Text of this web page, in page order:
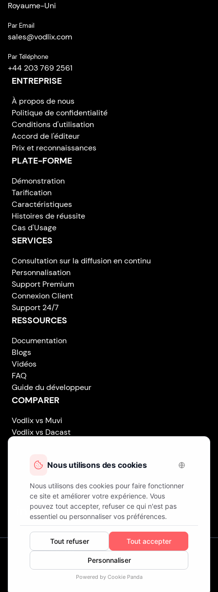
Royaume-Uni
Par Email
sales@vodlix.com
Par Téléphone
+44 203 769 2561
ENTREPRISE
À propos de nous
Politique de confidentialité
Conditions d'utilisation
Accord de l'éditeur
Prix et reconnaissances
PLATE-FORME
Démonstration
Tarification
Caractéristiques
Histoires de réussite
Cas d'Usage
SERVICES
Consultation sur la diffusion en continu
Personnalisation
Support Premium
Connexion Client
Support 24/7
RESSOURCES
Documentation
Blogs
Vidéos
FAQ
Guide du développeur
COMPARER
Vodlix vs Muvi
Vodlix vs Dacast
Vodlix vs Brightcove
Vodlix on LinkedIn
Vodlix on Facebook
Vodlix on X (Twitter)
Vodlix on Instagram
Nos Bureaux
Londres (Royaume-Uni) . Finlande . Chypre
Fast OTT LTD.Opérant sous le nom de